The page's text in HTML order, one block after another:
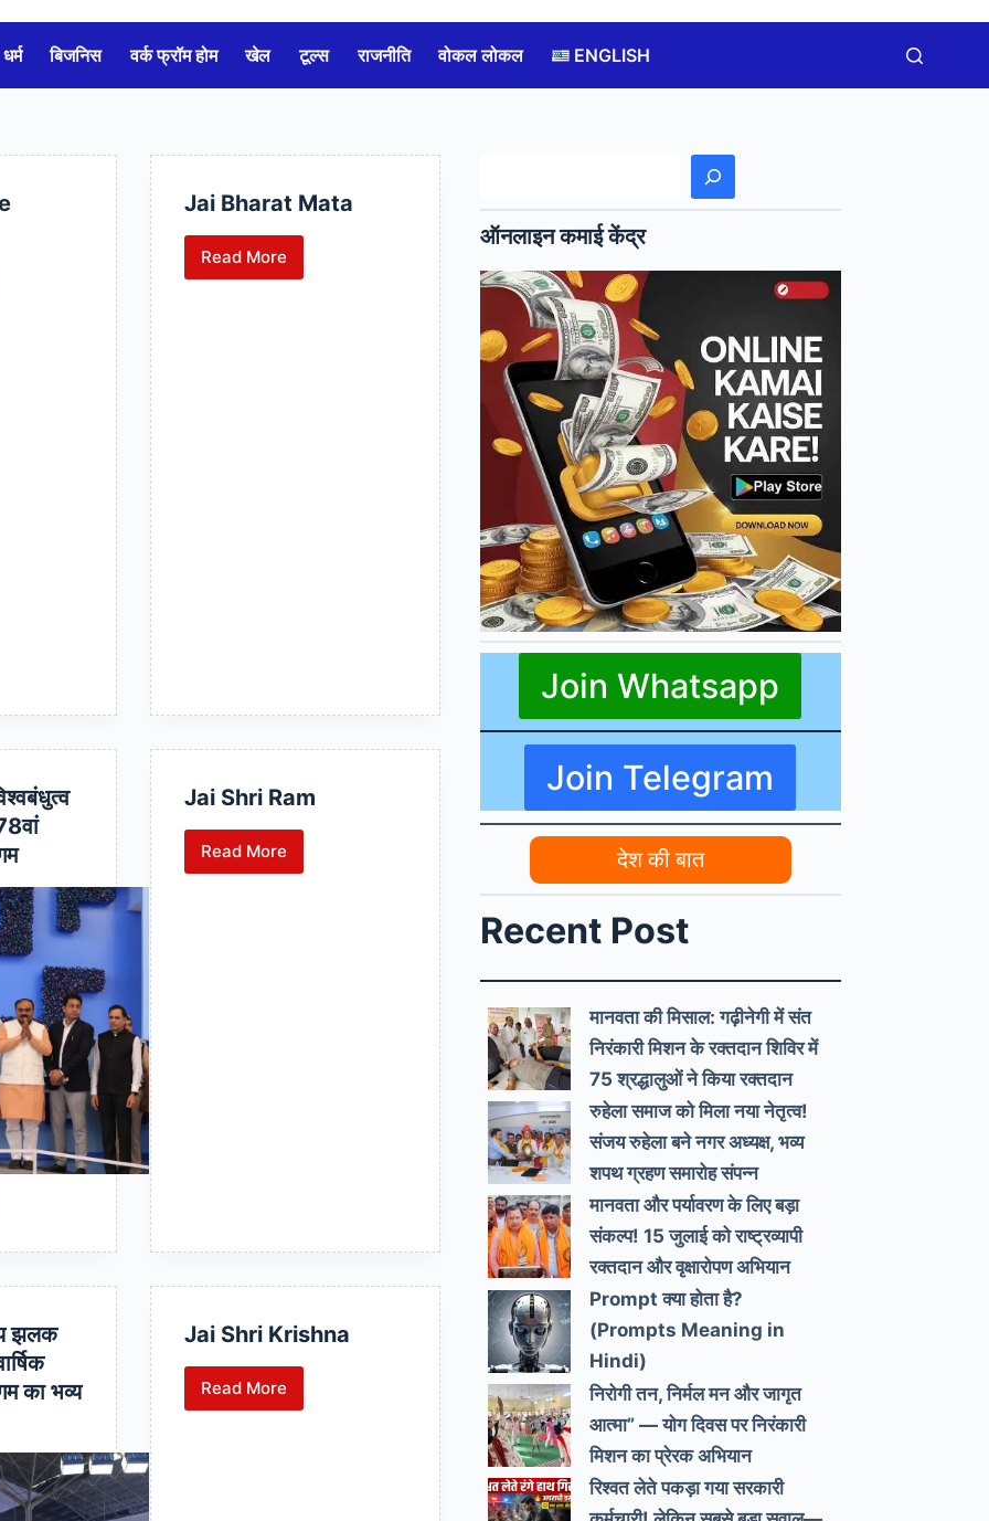
धर्म बिजनिस वर्क फ्रॉम होम खेल टूल्स राजनीति वोकल लोकल ENGLISH
Jai Bharat Mata
Read More
Jai
Jai Shri Ram
Read More
Jai
झलक
का भव्य
Jai Shri Krishna
Read More
Jai
ऑनलाइन कमाई केंद्र
Join Whatsapp
Join Telegram
देश की बात
Recent Post
मानवता की मिसाल: गढ़ीनेगी में संत
निरंकारी मिशन के रक्तदान शिविर में
75 श्रद्धालुओं ने किया रक्तदान
रुहेला समाज को मिला नया नेतृत्व!
संजय रुहेला बने नगर अध्यक्ष, भव्य
शपथ ग्रहण समारोह संपन्न
मानवता और पर्यावरण के लिए बड़ा
संकल्प! 15 जुलाई को राष्ट्रव्यापी
रक्तदान और वृक्षारोपण अभियान
Prompt क्या होता है?
(Prompts Meaning in
Hindi)
निरोगी तन, निर्मल मन और जागृत
आत्मा” — योग दिवस पर निरंकारी
मिशन का प्रेरक अभियान
रिश्वत लेते पकड़ा गया सरकारी